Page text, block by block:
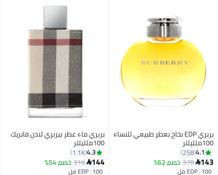
بربري EDP بخاخ بعطر طبيعي للنساء
100ملليلتر
4.1
258
143
378 خصم 62%
EDP|100 مل
بربري ماء عطر بيربري لندن فابريك
100ملليلتر
4.3
1.1K
144
319 خصم 54%
EDP|100 مل